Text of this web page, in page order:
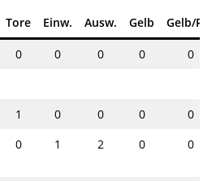
Tore Einw. Ausw. Gelb Gelb/Rot
0 0 0 0
0
1 0 0 0
0
0 1 2 0 0